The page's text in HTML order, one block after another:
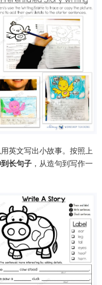
英文写出小故事。按照上
长句子 ，从造句到写作一